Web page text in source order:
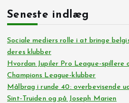
Seneste indlæg
Sociale mediers rolle i at bringe
deres klubber
Hvordan Jupiler Pro League-spillere
Champions League-klubber
Målbrag i runde 40: overbevisende
Sint‑Truiden og på Joseph Marien